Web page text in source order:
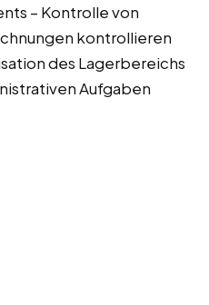
– Kontrolle von
kontrollieren
des Lagerbereichs
Aufgaben